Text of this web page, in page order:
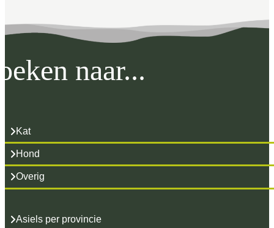
naar...
Kat
Hond
Overig
Asiels per provincie